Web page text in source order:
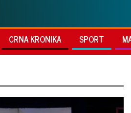
CRNA KRONIKA SPORT